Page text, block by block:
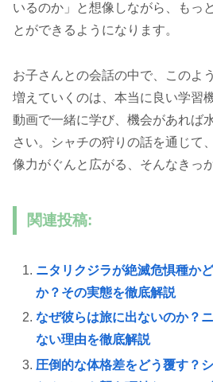
いるのか」と想像しながら、もっ
とができるようになります。
お子さんとの会話の中で、このよ
増えていくのは、本当に良い学習
動画で一緒に学び、機会があれば
さい。シャチの狩りの話を通じて
像力がぐんと広がる、そんなきっ
関連投稿:
ニタリクジラが絶滅危惧種か
か？その実態を徹底解説
なぜ彼らは旅に出ないのか？
ない理由を徹底解説
圧倒的な体格差をどう覆す？